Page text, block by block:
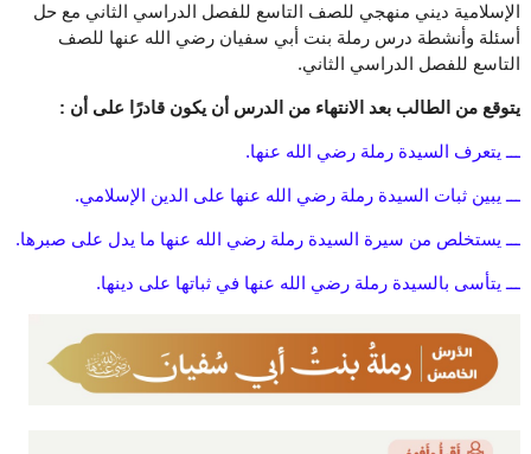
الإسلامية ديني منهجي للصف التاسع للفصل الدراسي الثاني مع حل
أسئلة وأنشطة درس رملة بنت أبي سفيان رضي الله عنها للصف
التاسع للفصل الدراسي الثاني.
يتوقع من الطالب بعد الانتهاء من الدرس أن يكون قادرًا على أن :
ـــ يتعرف السيدة رملة رضي الله عنها.
ـــ يبين ثبات السيدة رملة رضي الله عنها على الدين الإسلامي.
ـــ يستخلص من سيرة السيدة رملة رضي الله عنها ما يدل على صبرها.
ـــ يتأسى بالسيدة رملة رضي الله عنها في ثباتها على دينها.